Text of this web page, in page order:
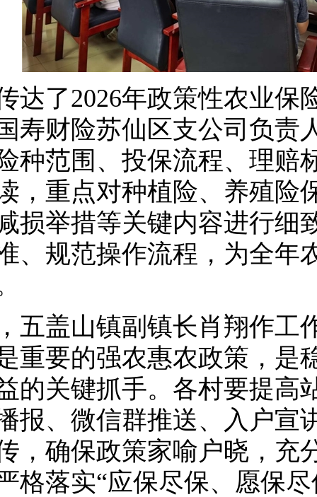
达了2026年政策性农业保
寿财险苏仙区支公司负责
种范围、投保流程、理赔
，重点对种植险、养殖险
损举措等关键内容进行细
、规范操作流程，为全年
五盖山镇副镇长肖翔作工
重要的强农惠农政策，是
的关键抓手。各村要提高
报、微信群推送、入户宣
，确保政策家喻户晓，充
格落实“应保尽保、愿保